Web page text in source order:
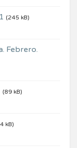
(245 kB)
Febrero.
(89 kB)
kB)